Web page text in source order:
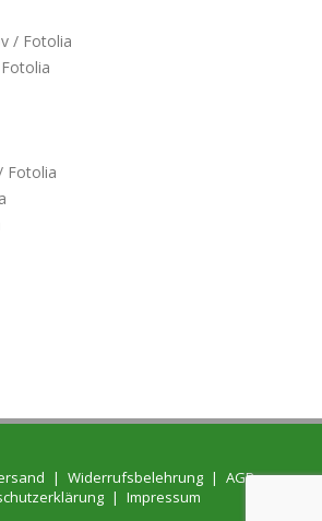
/ Fotolia
Fotolia
| Widerrufsbelehrung | AGB
| Impressum